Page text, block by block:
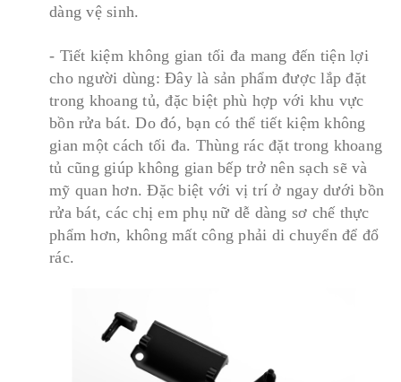
dàng vệ sinh.
- Tiết kiệm không gian tối đa mang đến tiện lợi
cho người dùng: Đây là sản phẩm được lắp đặt
trong khoang tủ, đặc biệt phù hợp với khu vực
bồn rửa bát. Do đó, bạn có thể tiết kiệm không
gian một cách tối đa. Thùng rác đặt trong khoang
tủ cũng giúp không gian bếp trở nên sạch sẽ và
mỹ quan hơn. Đặc biệt với vị trí ở ngay dưới bồn
rửa bát, các chị em phụ nữ dễ dàng sơ chế thực
phẩm hơn, không mất công phải di chuyển để đổ
rác.